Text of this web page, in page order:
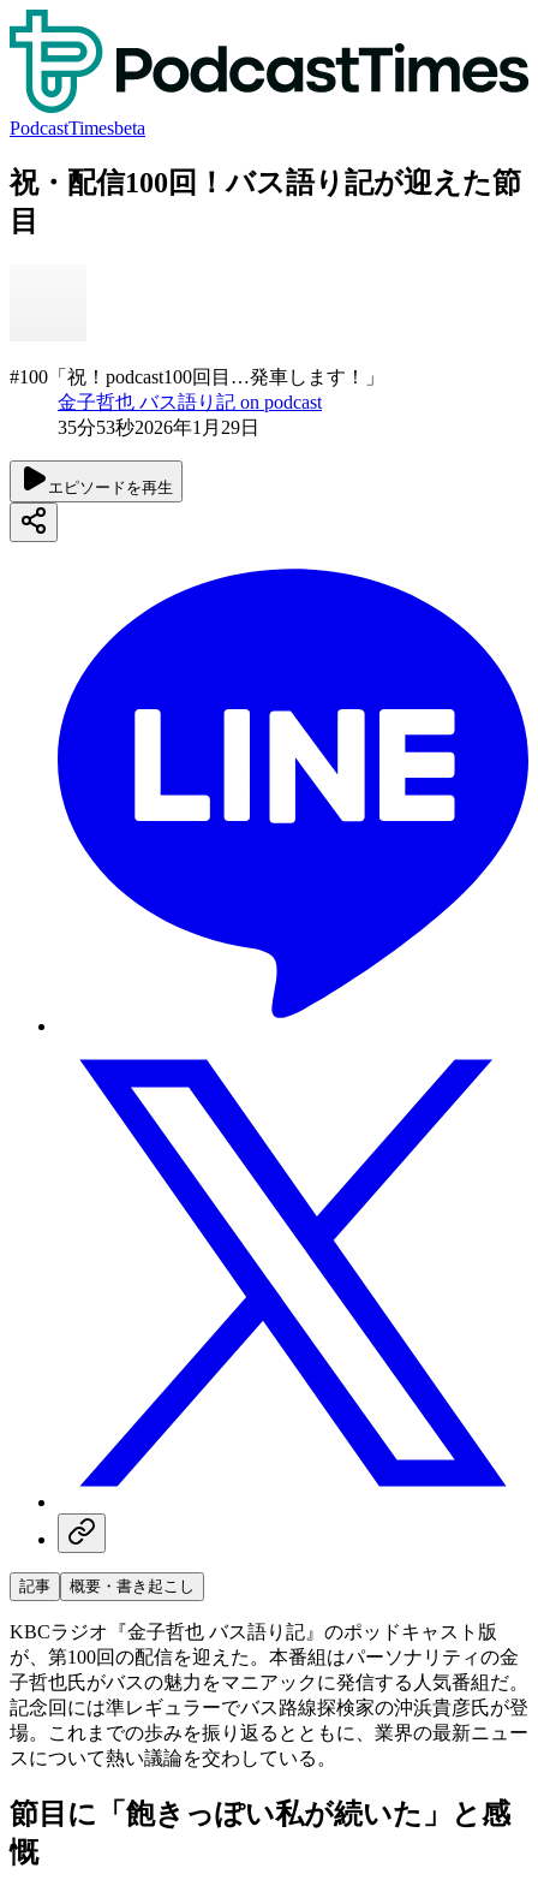
PodcastTimesbeta
祝・配信100回！バス語り記が迎えた節
目
#100「祝！podcast100回目…発車します！」
金子哲也 バス語り記 on podcast
35分53秒2026年1月29日
エピソードを再生
記事 概要・書き起こし
KBCラジオ『金子哲也 バス語り記』のポッドキャスト版
が、第100回の配信を迎えた。本番組はパーソナリティの金
子哲也氏がバスの魅力をマニアックに発信する人気番組だ。
記念回には準レギュラーでバス路線探検家の沖浜貴彦氏が登
場。これまでの歩みを振り返るとともに、業界の最新ニュー
スについて熱い議論を交わしている。
節目に「飽きっぽい私が続いた」と感
慨